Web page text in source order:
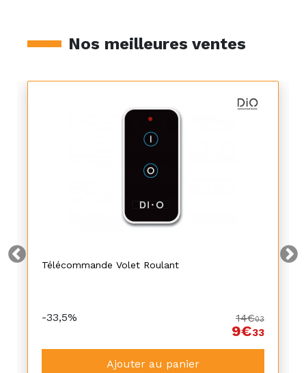
Nos meilleures ventes
Télécommande Volet Roulant
-33,5% 14€03
9€33
Ajouter au panier